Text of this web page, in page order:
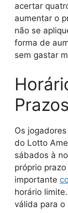
acertar
aumentar o
não se
forma de
sem gastar
Os
do Lotto
sábados à
próprio
importante
horário
válida para o